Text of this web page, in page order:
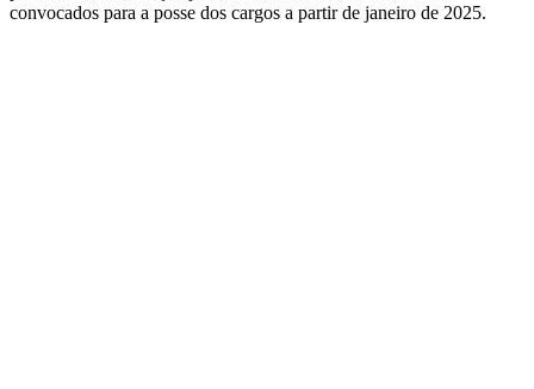
convocados para a posse dos cargos a partir de janeiro de 2025.